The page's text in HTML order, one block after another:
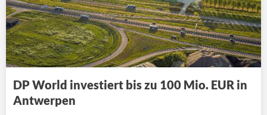
DP World investiert bis zu 100 Mio. EUR in
Antwerpen